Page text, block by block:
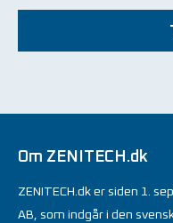
Om ZENITECH.dk
ZENITECH.dk er siden 1.
AB, som indgår i den